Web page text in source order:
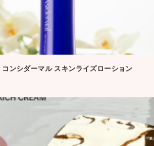
ンシダーマル スキンライズローション